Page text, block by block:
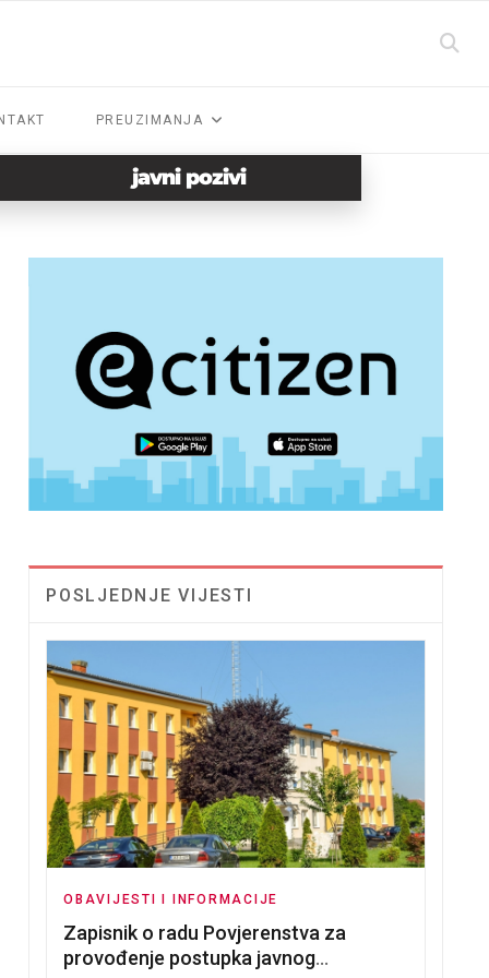
PREUZIMANJA
javni pozivi
POSLJEDNJE VIJESTI
OBAVIJESTI I INFORMACIJE
Zapisnik o radu Povjerenstva za
provođenje postupka javnog